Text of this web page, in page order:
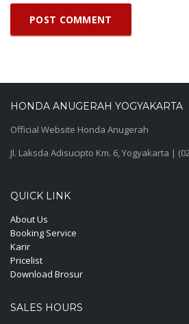
HONDA ANUGERAH YOGYAKARTA
Official Website Honda Anugerah
Jl. Laksda Adisucipto Km. 6, Yogyakarta |
QUICK LINK
About Us
Booking Service
Karir
Pricelist
Download Brosur
SALES HOURS